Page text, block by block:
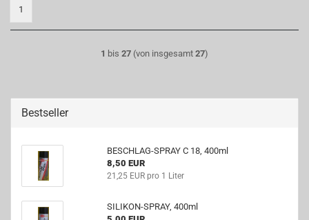
1
1 bis 27 (von insgesamt 27)
Bestseller
BESCHLAG-SPRAY C 18, 400ml
8,50 EUR
21,25 EUR pro 1 Liter
SILIKON-SPRAY, 400ml